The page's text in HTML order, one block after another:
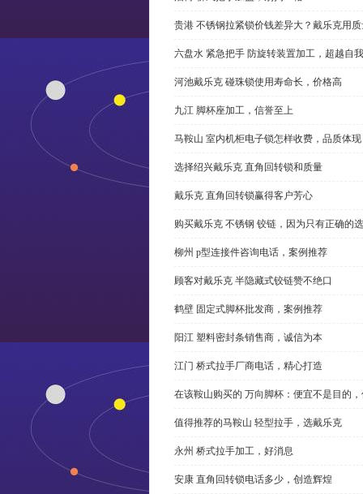
贵港 不锈钢拉紧锁价钱差异大？戴乐克用
六盘水 紧急把手 防旋转装置加工，超越自我
河池戴乐克 碰珠锁使用寿命长，价格高
九江 脚杯座加工，信誉至上
马鞍山 室内机柜电子锁怎样收费，品质体现
选择绍兴戴乐克 直角回转锁和质量
戴乐克 直角回转锁赢得客户芳心
购买戴乐克 不锈钢 铰链，因为只有正确的
柳州 p型连接件咨询电话，案例推荐
顾客对戴乐克 半隐藏式铰链赞不绝口
鹤壁 固定式脚杯批发商，案例推荐
阳江 塑料密封条销售商，诚信为本
江门 桥式拉手厂商电话，精心打造
在该鞍山购买的 万向脚杯：便宜不是目的
值得推荐的马鞍山 轻型拉手，选戴乐克
永州 桥式拉手加工，好消息
安康 直角回转锁电话多少，创造辉煌